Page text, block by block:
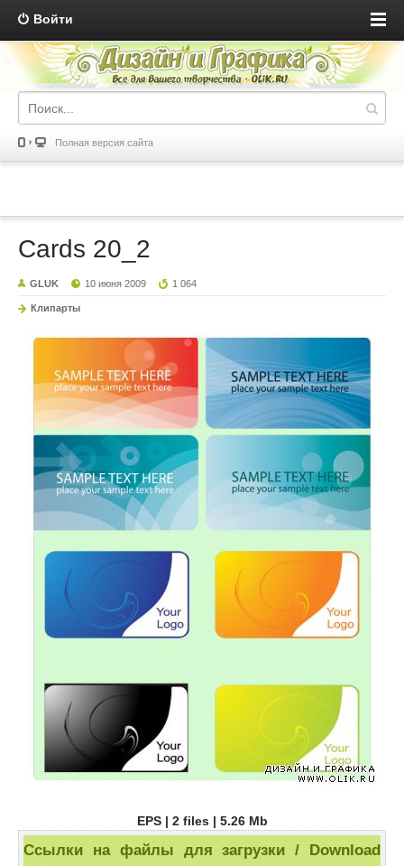
Войти
Полная версия сайта
Cards 20_2
GLUK 10 июня 2009 1 064
Клипарты
EPS | 2 files | 5.26 Mb
Ссылки на файлы для загрузки / Download